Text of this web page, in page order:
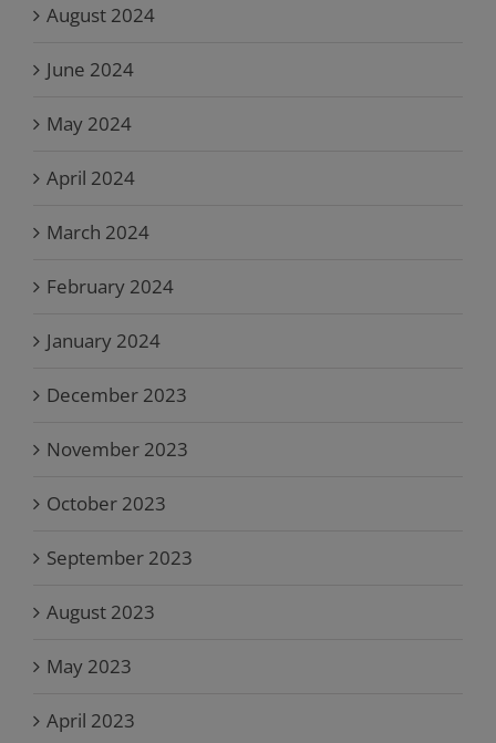
August 2024
June 2024
May 2024
April 2024
March 2024
February 2024
January 2024
December 2023
November 2023
October 2023
September 2023
August 2023
May 2023
April 2023